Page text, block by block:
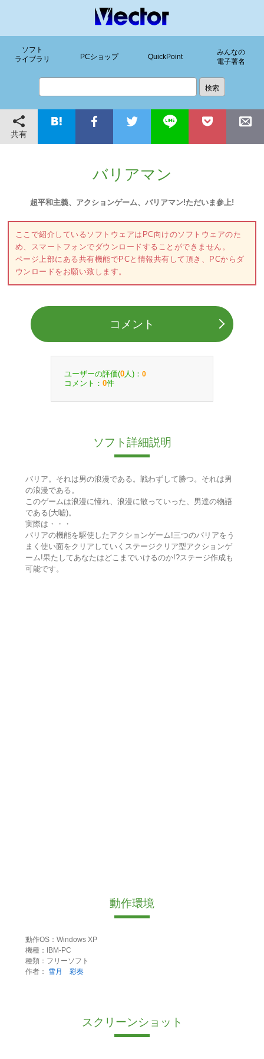
ソフト
ライブラリ
PCショップ QuickPoint
みんなの
電子署名
共有
バリアマン
超平和主義、アクションゲーム、バリアマン!ただいま参上!
ここで紹介しているソフトウェアはPC向けのソフトウェアのた
め、スマートフォンでダウンロードすることができません。
ページ上部にある共有機能でPCと情報共有して頂き、PCからダ
ウンロードをお願い致します。
コメント
ユーザーの評価(0 人)： 0
コメント： 0件
ソフト詳細説明
バリア。それは男の浪漫である。戦わずして勝つ。それは男
の浪漫である。
このゲームは浪漫に憧れ、浪漫に散っていった、男達の物語
である(大嘘)。
実際は・・・
バリアの機能を駆使したアクションゲーム!三つのバリアをう
まく使い面をクリアしていくステージクリア型アクションゲ
ーム!果たしてあなたはどこまでいけるのか!?ステージ作成も
可能です。
動作環境
動作OS：Windows XP
機種：IBM-PC
種類：フリーソフト
作者：
雪月 彩奏
スクリーンショット